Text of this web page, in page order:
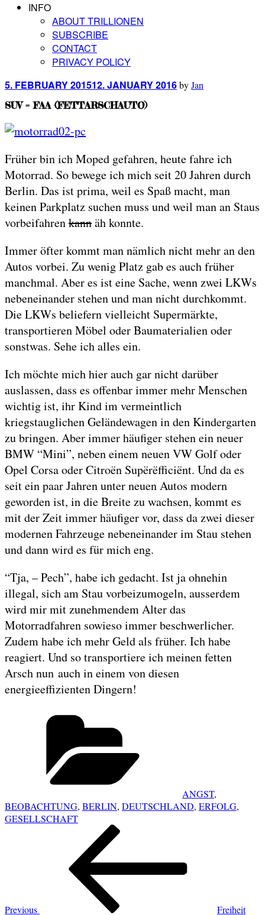
INFO
ABOUT TRILLIONEN
SUBSCRIBE
CONTACT
PRIVACY POLICY
Posted
5. FEBRUARY 201512. JANUARY 2016byJan
SUV = FAA (FETTARSCHAUTO)
Früher bin ich Moped gefahren, heute fahre ich
Motorrad. So bewege ich mich seit 20 Jahren durch
Berlin. Das ist prima, weil es Spaß macht, man
keinen Parkplatz suchen muss und weil man an Staus
vorbeifahrenkannäh konnte.
Immer öfter kommt man nämlich nicht mehr an den
Autos vorbei. Zu wenig Platz gab es auch früher
manchmal. Aber es ist eine Sache, wenn zwei LKWs
nebeneinander stehen und man nicht durchkommt.
Die LKWs beliefern vielleicht Supermärkte,
transportieren Möbel oder Baumaterialien oder
sonstwas. Sehe ich alles ein.
Ich möchte mich hier auch gar nicht darüber
auslassen, dass es offenbar immer mehr Menschen
wichtig ist, ihr Kind im vermeintlich
kriegstauglichen Geländewagen in den Kindergarten
zu bringen. Aber immer häufiger stehen ein neuer
BMW “Mini”, neben einem neuen VW Golf oder
Opel Corsa oder Citroën Supërëfficiënt. Und da es
seit ein paar Jahren unter neuen Autos modern
geworden ist, in die Breite zu wachsen, kommt es
mit der Zeit immer häufiger vor, dass da zwei dieser
modernen Fahrzeuge nebeneinander im Stau stehen
und dann wird es für mich eng.
“Tja, – Pech”, habe ich gedacht. Ist ja ohnehin
illegal, sich am Stau vorbeizumogeln, ausserdem
wird mir mit zunehmendem Alter das
Motorradfahren sowieso immer beschwerlicher.
Zudem habe ich mehr Geld als früher. Ich habe
reagiert. Und so transportiere ich meinen fetten
Arsch nun auch in einem von diesen
energieeffizienten Dingern!
ANGST,
BEOBACHTUNG, BERLIN, DEUTSCHLAND, ERFOLG,
GESELLSCHAFT
Previous Freiheit